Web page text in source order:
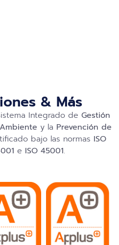
& Más
Integrado de Gestión
y la Prevención de
bajo las normas ISO
e ISO 45001.